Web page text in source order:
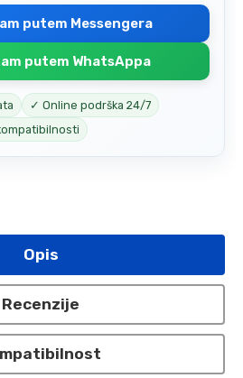
putem Messengera
putem WhatsAppa
✓ Online podrška 24/7
Opis
Recenzije